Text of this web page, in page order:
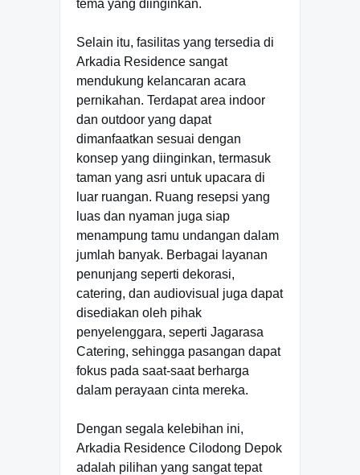
tema yang diinginkan.
Selain itu, fasilitas yang tersedia di
Arkadia Residence sangat
mendukung kelancaran acara
pernikahan. Terdapat area indoor
dan outdoor yang dapat
dimanfaatkan sesuai dengan
konsep yang diinginkan, termasuk
taman yang asri untuk upacara di
luar ruangan. Ruang resepsi yang
luas dan nyaman juga siap
menampung tamu undangan dalam
jumlah banyak. Berbagai layanan
penunjang seperti dekorasi,
catering, dan audiovisual juga dapat
disediakan oleh pihak
penyelenggara, seperti Jagarasa
Catering, sehingga pasangan dapat
fokus pada saat-saat berharga
dalam perayaan cinta mereka.
Dengan segala kelebihan ini,
Arkadia Residence Cilodong Depok
adalah pilihan yang sangat tepat